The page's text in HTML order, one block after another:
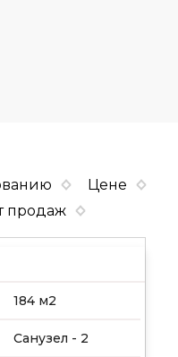
Цене
продаж
184 м2
Санузел - 2